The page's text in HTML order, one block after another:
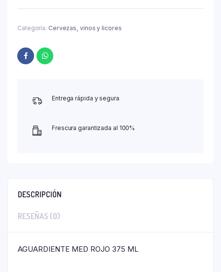
Categoría: Cervezas, vinos y licores
Entrega rápida y segura
Frescura garantizada al 100%
DESCRIPCIÓN
RESEÑAS (0)
AGUARDIENTE MED ROJO 375 ML